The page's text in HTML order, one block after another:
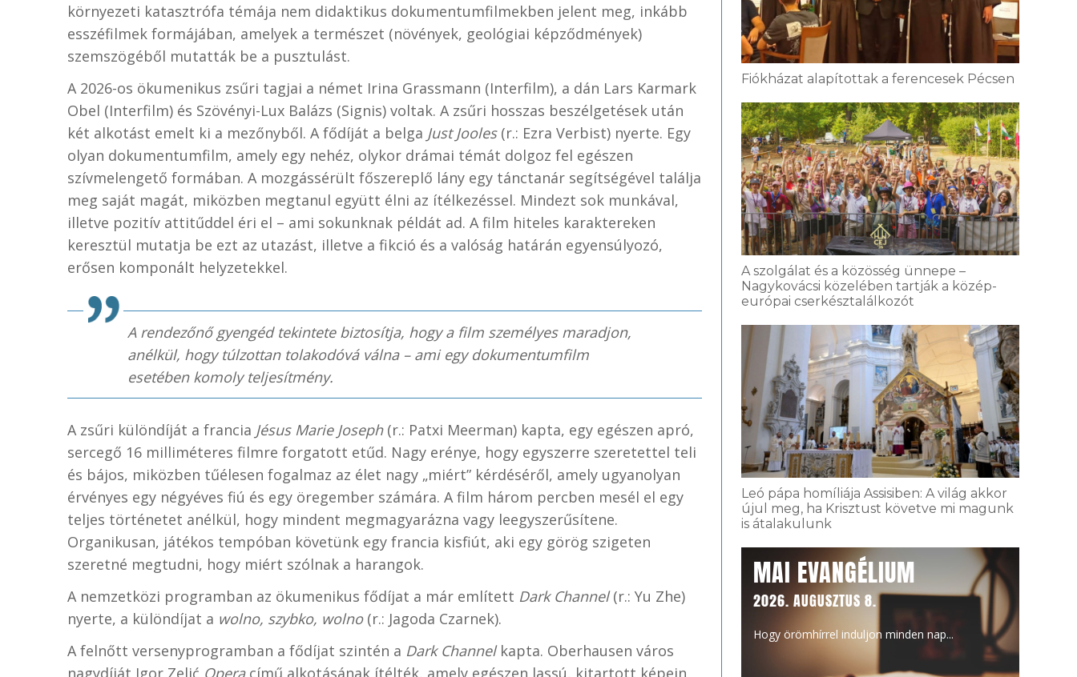
környezeti katasztrófa témája nem didaktikus dokumentumfilmekben jelent meg, inkább
esszéfilmek formájában, amelyek a természet (növények, geológiai képződmények)
szemszögéből mutatták be a pusztulást.
A 2026-os ökumenikus zsűri tagjai a német Irina Grassmann (Interfilm), a dán Lars Karmark
Obel (Interfilm) és Szövényi-Lux Balázs (Signis) voltak. A zsűri hosszas beszélgetések után
két alkotást emelt ki a mezőnyből. A fődíját a belga Just Jooles(r.: Ezra Verbist) nyerte. Egy
olyan dokumentumfilm, amely egy nehéz, olykor drámai témát dolgoz fel egészen
szívmelengető formában. A mozgássérült főszereplő lány egy tánctanár segítségével találja
meg saját magát, miközben megtanul együtt élni az ítélkezéssel. Mindezt sok munkával,
illetve pozitív attitűddel éri el – ami sokunknak példát ad. A film hiteles karaktereken
keresztül mutatja be ezt az utazást, illetve a fikció és a valóság határán egyensúlyozó,
erősen komponált helyzetekkel.
A rendezőnő gyengéd tekintete biztosítja, hogy a film személyes maradjon,
anélkül, hogy túlzottan tolakodóvá válna – ami egy dokumentumfilm
esetében komoly teljesítmény.
A zsűri különdíját a francia Jésus Marie Joseph(r.: Patxi Meerman) kapta, egy egészen apró,
sercegő 16 milliméteres filmre forgatott etűd. Nagy erénye, hogy egyszerre szeretettel teli
és bájos, miközben tűélesen fogalmaz az élet nagy „miért” kérdéséről, amely ugyanolyan
érvényes egy négyéves fiú és egy öregember számára. A film három percben mesél el egy
teljes történetet anélkül, hogy mindent megmagyarázna vagy leegyszerűsítene.
Organikusan, játékos tempóban követünk egy francia kisfiút, aki egy görög szigeten
szeretné megtudni, hogy miért szólnak a harangok.
A nemzetközi programban az ökumenikus fődíjat a már említett Dark Channel(r.: Yu Zhe)
nyerte, a különdíjat a wolno, szybko, wolno(r.: Jagoda Czarnek).
A felnőtt versenyprogramban a fődíjat szintén a Dark Channelkapta. Oberhausen város
Fiókházat alapítottak a ferencesek Pécsen
A szolgálat és a közösség ünnepe –
Nagykovácsi közelében tartják a közép-
európai cserkésztalálkozót
Leó pápa homíliája Assisiben: A világ akkor
újul meg, ha Krisztust követve mi magunk
is átalakulunk
MAI EVANGÉLIUM
2026. AUGUSZTUS 8.
Hogy örömhírrel induljon minden nap...